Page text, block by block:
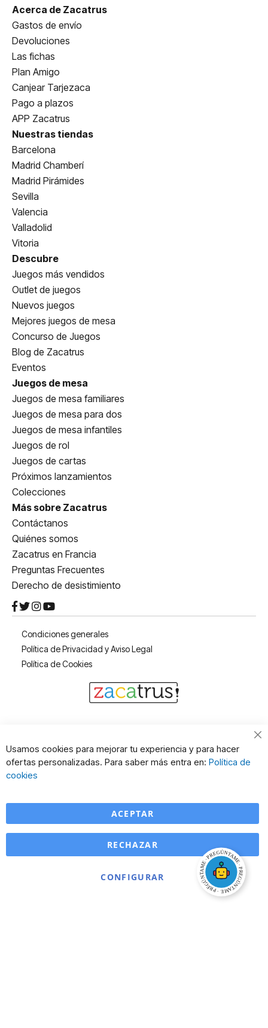
Acerca de Zacatrus
Gastos de envío
Devoluciones
Las fichas
Plan Amigo
Canjear Tarjezaca
Pago a plazos
APP Zacatrus
Nuestras tiendas
Barcelona
Madrid Chamberí
Madrid Pirámides
Sevilla
Valencia
Valladolid
Vitoria
Descubre
Juegos más vendidos
Outlet de juegos
Nuevos juegos
Mejores juegos de mesa
Concurso de Juegos
Blog de Zacatrus
Eventos
Juegos de mesa
Juegos de mesa familiares
Juegos de mesa para dos
Juegos de mesa infantiles
Juegos de rol
Juegos de cartas
Próximos lanzamientos
Colecciones
Más sobre Zacatrus
Contáctanos
Quiénes somos
Zacatrus en Francia
Preguntas Frecuentes
Derecho de desistimiento
Condiciones generales
Política de Privacidad y Aviso Legal
Política de Cookies
Usamos cookies para mejorar tu experiencia y para hacer
ofertas personalizadas. Para saber más entra en: Política de
cookies
ACEPTAR
CONFIGURAR
RECHAZAR